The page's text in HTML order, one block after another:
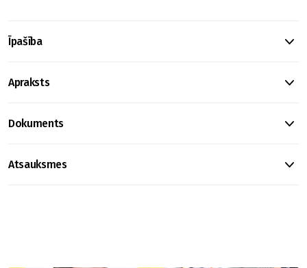
Īpašība
Apraksts
Dokuments
Atsauksmes